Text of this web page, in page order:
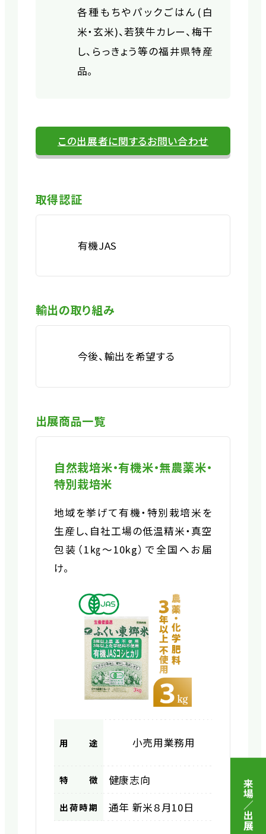
来場／出展 申込
各種もちやパックごはん(白
米・玄米)、若狭牛カレー、梅干
し、らっきょう等の福井県特産
品。
この出展者に関するお問い合わせ
取得認証
有機JAS
輸出の取り組み
今後、輸出を希望する
出展商品一覧
自然栽培米・有機米・無農薬米・
特別栽培米
地域を挙げて有機・特別栽培米を
生産し、自社工場の低温精米・真空
包装（1㎏～10kg）で全国へお届
け。
用途 小売用業務用
特徴 健康志向
出荷時期 通年 新米８月10日